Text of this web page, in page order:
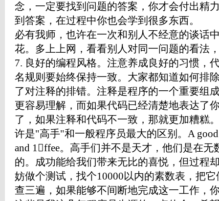
念，一定要找到问题的答案，你才会付出精
到答案，在过程中你也会学到很多东西。
必有我师，也许在一次和别人不经意的谈话
花。多上上网，看看别人对同一问题的看
7. 良好的编程风格。注意养成良好的习惯，
名规则要始终保持一致。大家都知道如何排
了对注释的排错。注释是程序的一个重要组
更容易理解，而如果代码已经清楚地表达了
了，如果注释和代码不一致，那就更加糟
许是"高手"和一般程序员最大的区别。A good
and 1ffee。高手们并不是天才，他们是在
的。成功能给我们带来无比的喜悦，但过程
妨做个测试，找个10000以内的素数表，把
查三遍，如果能够不间断地完成这一工作